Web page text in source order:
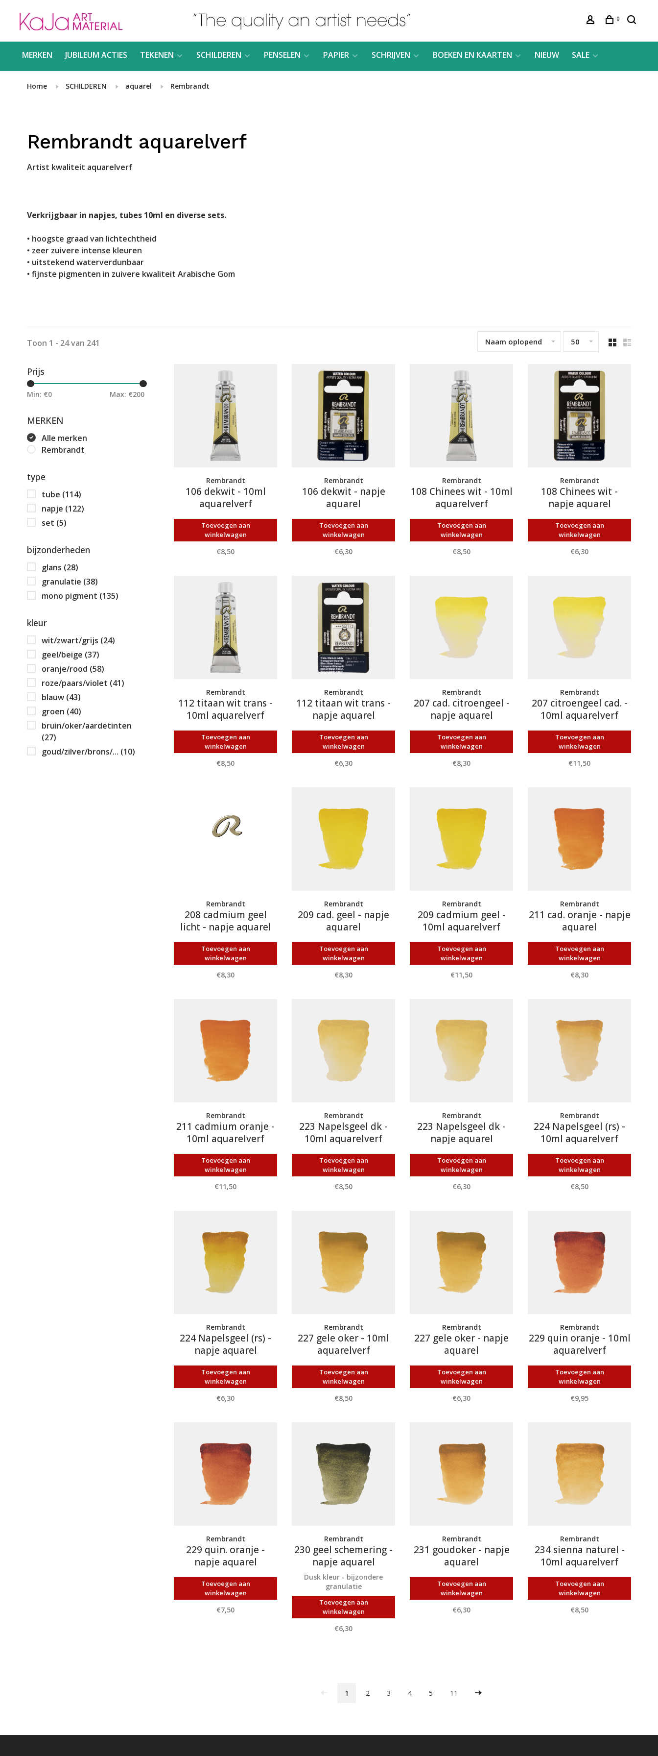
0
MERKEN JUBILEUM ACTIES TEKENEN SCHILDEREN PENSELEN PAPIER SCHRIJVEN BOEKEN EN KAARTEN NIEUW SALE
Home SCHILDEREN aquarel Rembrandt
Rembrandt aquarelverf
Artist kwaliteit aquarelverf
Verkrijgbaar in napjes, tubes 10ml en diverse sets.
• hoogste graad van lichtechtheid
• zeer zuivere intense kleuren
• uitstekend waterverdunbaar
• fijnste pigmenten in zuivere kwaliteit Arabische Gom
Toon 1 - 24 van 241 Naam oplopend 50
Prijs
Min: €0 Max: €200
MERKEN
Alle merken
Rembrandt
type
tube (114)
napje (122)
set (5)
bijzonderheden
glans (28)
granulatie (38)
mono pigment (135)
kleur
wit/zwart/grijs (24)
geel/beige (37)
oranje/rood (58)
roze/paars/violet (41)
blauw (43)
groen (40)
bruin/oker/aardetinten
(27)
goud/zilver/brons/... (10)
Rembrandt
106 dekwit - 10ml
aquarelverf
Toevoegen aan
winkelwagen
€8,50
Rembrandt
106 dekwit - napje
aquarel
Toevoegen aan
winkelwagen
€6,30
Rembrandt
108 Chinees wit - 10ml
aquarelverf
Toevoegen aan
winkelwagen
€8,50
Rembrandt
108 Chinees wit -
napje aquarel
Toevoegen aan
winkelwagen
€6,30
Rembrandt
112 titaan wit trans -
10ml aquarelverf
Toevoegen aan
winkelwagen
€8,50
Rembrandt
112 titaan wit trans -
napje aquarel
Toevoegen aan
winkelwagen
€6,30
Rembrandt
207 cad. citroengeel -
napje aquarel
Toevoegen aan
winkelwagen
€8,30
Rembrandt
207 citroengeel cad. -
10ml aquarelverf
Toevoegen aan
winkelwagen
€11,50
Rembrandt
208 cadmium geel
licht - napje aquarel
Toevoegen aan
winkelwagen
€8,30
Rembrandt
209 cad. geel - napje
aquarel
Toevoegen aan
winkelwagen
€8,30
Rembrandt
209 cadmium geel -
10ml aquarelverf
Toevoegen aan
winkelwagen
€11,50
Rembrandt
211 cad. oranje - napje
aquarel
Toevoegen aan
winkelwagen
€8,30
Rembrandt
211 cadmium oranje -
10ml aquarelverf
Toevoegen aan
winkelwagen
€11,50
Rembrandt
223 Napelsgeel dk -
10ml aquarelverf
Toevoegen aan
winkelwagen
€8,50
Rembrandt
223 Napelsgeel dk -
napje aquarel
Toevoegen aan
winkelwagen
€6,30
Rembrandt
224 Napelsgeel (rs) -
10ml aquarelverf
Toevoegen aan
winkelwagen
€8,50
Rembrandt
224 Napelsgeel (rs) -
napje aquarel
Toevoegen aan
winkelwagen
€6,30
Rembrandt
227 gele oker - 10ml
aquarelverf
Toevoegen aan
winkelwagen
€8,50
Rembrandt
227 gele oker - napje
aquarel
Toevoegen aan
winkelwagen
€6,30
Rembrandt
229 quin oranje - 10ml
aquarelverf
Toevoegen aan
winkelwagen
€9,95
Rembrandt
229 quin. oranje -
napje aquarel
Toevoegen aan
winkelwagen
€7,50
Rembrandt
230 geel schemering -
napje aquarel
Dusk kleur - bijzondere
granulatie
Toevoegen aan
winkelwagen
€6,30
Rembrandt
231 goudoker - napje
aquarel
Toevoegen aan
winkelwagen
€6,30
Rembrandt
234 sienna naturel -
10ml aquarelverf
Toevoegen aan
winkelwagen
€8,50
1 2 3 4 5 11